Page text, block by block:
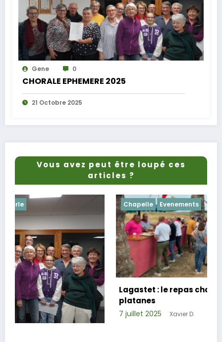
Gene 0
CHORALE EPHEMERE 2025
21 Octobre 2025
Vous avez peut être loupé ces
articles ?
Evenements
Lagastet : le repas champêtre réussi sous les
platanes
7 juillet 2025 Xavier D.